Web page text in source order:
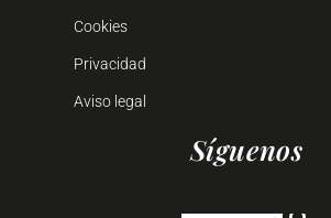
Cookies
Privacidad
Aviso legal
Síguenos